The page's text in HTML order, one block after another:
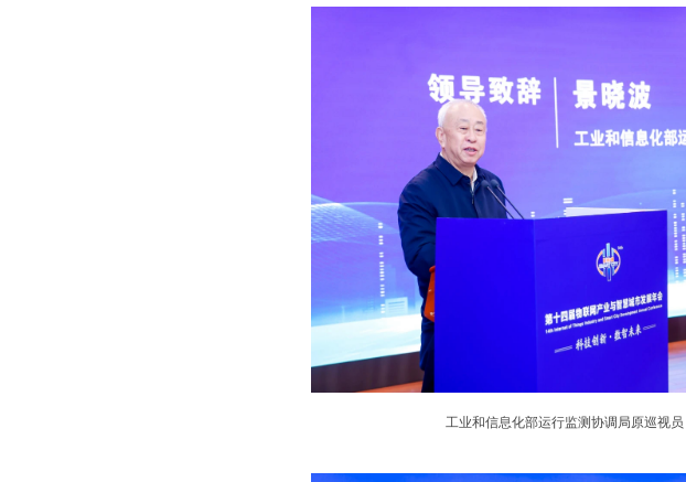
工业和信息化部运行监测协调局原巡视